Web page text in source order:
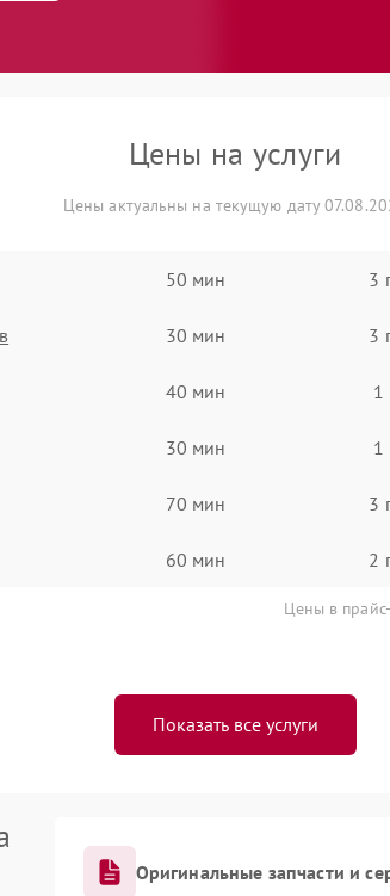
Цены на услуги
Цены актуальны на текущую дату
50 мин 3
30 мин 3
40 мин 1
30 мин 1
70 мин 3
60 мин 2
Цены в
Показать все услуги
Оригинальные запчасти и